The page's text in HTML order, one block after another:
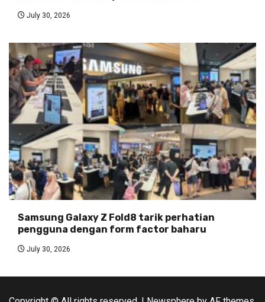
July 30, 2026
Samsung Galaxy Z Fold8 tarik perhatian
pengguna dengan form factor baharu
July 30, 2026